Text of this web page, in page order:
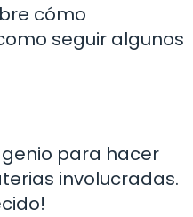
cómo
seguir algunos
para hacer
involucradas.